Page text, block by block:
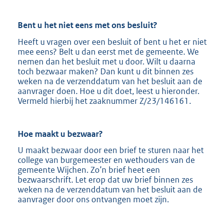
Bent u het niet eens met ons besluit?
Heeft u vragen over een besluit of bent u het er niet
mee eens? Belt u dan eerst met de gemeente. We
nemen dan het besluit met u door. Wilt u daarna
toch bezwaar maken? Dan kunt u dit binnen zes
weken na de verzenddatum van het besluit aan de
aanvrager doen. Hoe u dit doet, leest u hieronder.
Vermeld hierbij het zaaknummer Z/23/146161.
Hoe maakt u bezwaar?
U maakt bezwaar door een brief te sturen naar het
college van burgemeester en wethouders van de
gemeente Wijchen. Zo’n brief heet een
bezwaarschrift. Let erop dat uw brief binnen zes
weken na de verzenddatum van het besluit aan de
aanvrager door ons ontvangen moet zijn.